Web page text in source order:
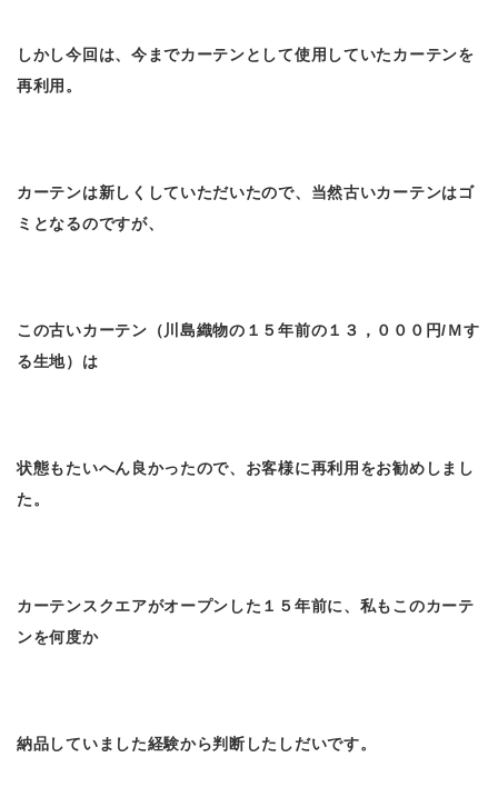
しかし今回は、今までカーテンとして使用していたカーテンを
再利用。
カーテンは新しくしていただいたので、当然古いカーテンはゴ
ミとなるのですが、
この古いカーテン（川島織物の１５年前の１３，０００円/Ｍす
る生地）は
状態もたいへん良かったので、お客様に再利用をお勧めしまし
た。
カーテンスクエアがオープンした１５年前に、私もこのカーテ
ンを何度か
納品していました経験から判断したしだいです。